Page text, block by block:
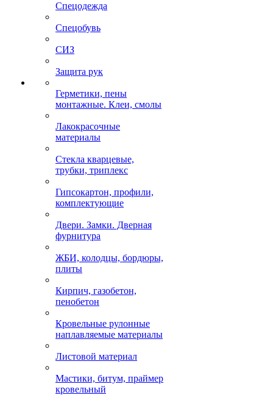
Спецодежда
Спецобувь
СИЗ
Защита рук
Герметики, пены
монтажные. Клеи, смолы
Лакокрасочные
материалы
Стекла кварцевые,
трубки, триплекс
Гипсокартон, профили,
комплектующие
Двери. Замки. Дверная
фурнитура
ЖБИ, колодцы, бордюры,
плиты
Кирпич, газобетон,
пенобетон
Кровельные рулонные
наплавляемые материалы
Листовой материал
Мастики, битум, праймер
кровельный